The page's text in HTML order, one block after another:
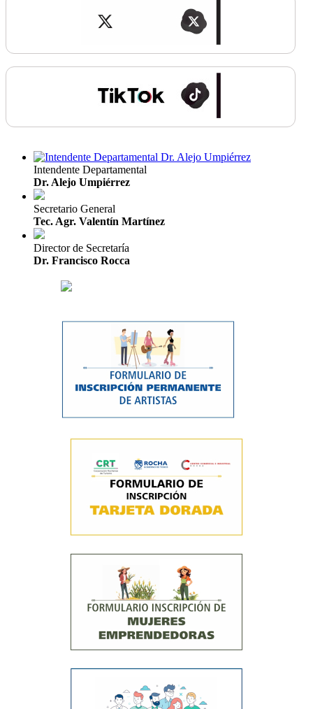
Intendente Departamental
Dr. Alejo Umpiérrez
Secretario General
Tec. Agr. Valentín Martínez
Director de Secretaría
Dr. Francisco Rocca